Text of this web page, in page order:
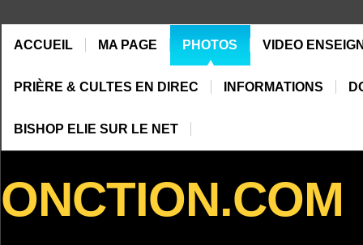
ACCUEIL MA PAGE PHOTOS VIDEO
PRIÈRE & CULTES EN DIREC INFORMATIONS
BISHOP ELIE SUR LE NET
ONCTION.COM